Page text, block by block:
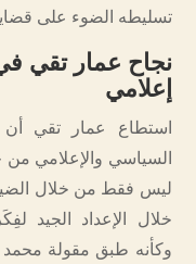
تسليطه الضوء على
نجاح عمار تقي
إعلامي
استطاع عمار تقي
السياسي والإعلامي من
ليس فقط من خلال
خلال الإعداد الجيد
وكأنه طبق مقولة